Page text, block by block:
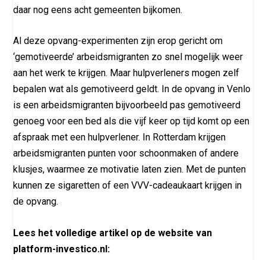
daar nog eens acht gemeenten bijkomen.
Al deze opvang-experimenten zijn erop gericht om
‘gemotiveerde’ arbeidsmigranten zo snel mogelijk weer
aan het werk te krijgen. Maar hulpverleners mogen zelf
bepalen wat als gemotiveerd geldt. In de opvang in Venlo
is een arbeidsmigranten bijvoorbeeld pas gemotiveerd
genoeg voor een bed als die vijf keer op tijd komt op een
afspraak met een hulpverlener. In Rotterdam krijgen
arbeidsmigranten punten voor schoonmaken of andere
klusjes, waarmee ze motivatie laten zien. Met de punten
kunnen ze sigaretten of een VVV-cadeaukaart krijgen in
de opvang.
Lees het volledige artikel op de website van
platform-investico.nl: